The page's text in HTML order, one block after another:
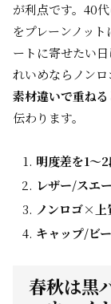
が利点です。40
をプレーンノッ
ートに寄せたい
れいめならノンロ
素材違いで重ねる
伝わります。
明度差を1〜2
レザー/スエ
ノンロゴ×上
キャップ/ビ
春秋は黒